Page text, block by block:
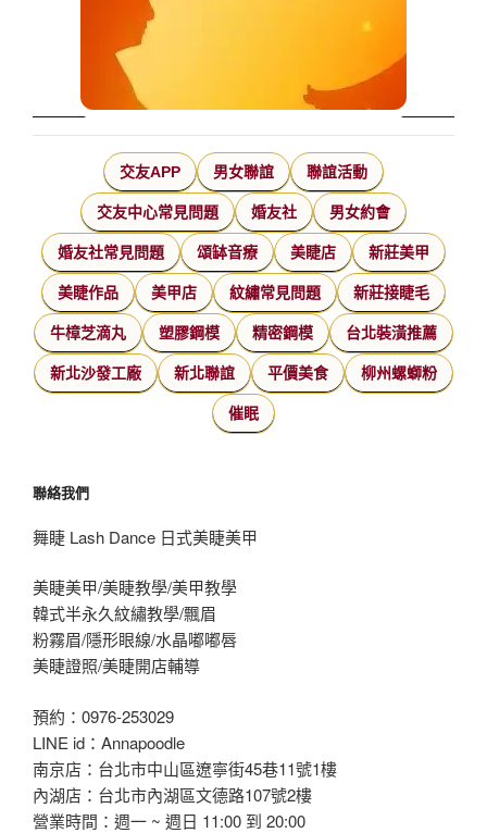
交友APP 男女聯誼 聯誼活動
交友中心常見問題 婚友社 男女約會
婚友社常見問題 頌缽音療 美睫店 新莊美甲
美睫作品 美甲店 紋繡常見問題 新莊接睫毛
牛樟芝滴丸 塑膠鋼模 精密鋼模 台北裝潢推薦
新北沙發工廠 新北聯誼 平價美食 柳州螺螄粉
催眠
聯絡我們
舞睫 Lash Dance 日式美睫美甲
美睫美甲/美睫教學/美甲教學
韓式半永久紋繡教學/飄眉
粉霧眉/隱形眼線/水晶嘟嘟唇
美睫證照/美睫開店輔導
預約：0976-253029
LINE id：Annapoodle
南京店：台北市中山區遼寧街45巷11號1樓
內湖店：台北市內湖區文德路107號2樓
營業時間：週一 ~ 週日 11:00 到 20:00